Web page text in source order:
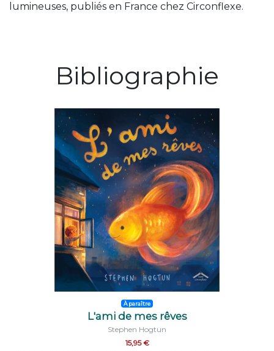
lumineuses, publiés en France chez Circonflexe.
Bibliographie
À paraître
L'ami de mes rêves
Stephen Hogtun
15,95 €